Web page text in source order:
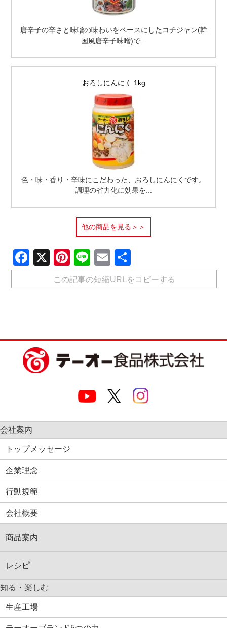
唐辛子の辛さと味噌の味わいをベースにしたコチジャン(韓
国風唐辛子味噌)で...
おろしにんにく 1kg
色・味・香り・辛味にこだわった、おろしにんにくです。
調理の省力化に効果を...
他の商品を見る＞＞
Facebook
X Pinterest
LineEmail
有
この記事の短縮URLをコピーする
会社案内
トップメッセージ
企業理念
行動規範
会社概要
商品案内
レシピ
知る・楽しむ
生産工場